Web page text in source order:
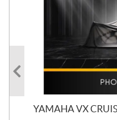
YAMAHA VX